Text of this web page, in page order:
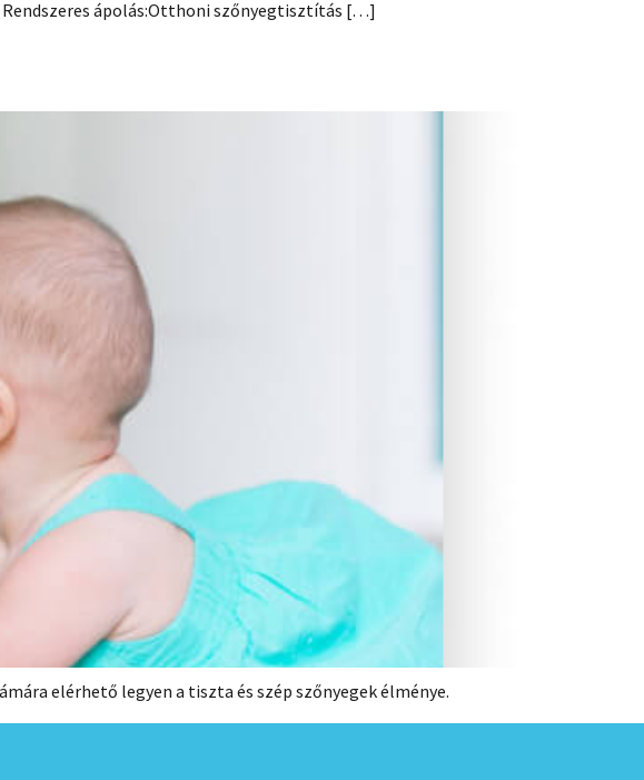
Rendszeres ápolás:Otthoni szőnyegtisztítás […]
elérhető legyen a tiszta és szép szőnyegek élménye.